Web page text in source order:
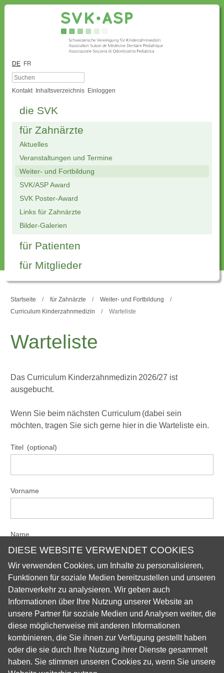
DIESE WEBSITE VERWENDET COOKIES
Wir verwenden Cookies, um Inhalte zu personalisieren,
Funktionen für soziale Medien bereitzustellen und unseren
Datenverkehr zu analysieren. Wir geben auch
Informationen über Ihre Nutzung unserer Website an
unsere Partner für soziale Medien und Analysen weiter, die
diese möglicherweise mit anderen Informationen
kombinieren, die Sie ihnen zur Verfügung gestellt haben
oder die sie durch Ihre Nutzung ihrer Dienste gesammelt
haben. Sie stimmen unseren Cookies zu, wenn Sie unsere
DE FR
Kontakt Inhaltsverzeichnis Einloggen
die SVK
für Zahnärzte
Aktuelles
Veranstaltungen und Termine
Weiter- und Fortbildung
SVK/ASP Award
SVK Poster-Award
Links für Zahnärzte
Bilder-Galerien
für Patienten
für Mitglieder
Startseite für Zahnärzte
Weiter- und Fortbildung
Curriculum Kinderzahnmedizin
Warteliste
Warteliste
Das Curriculum Kinderzahnmedizin 2026/27 ist
ausgebucht.
Wenn Sie beim nächsten Curriculum (dabei sein
möchten, tragen Sie sich gerne hier in die Warteliste ein.
Titel
Vorname
Name
E-Mail-Adresse
Telefonnummer
No
country
selected
Überprüfen
Wie spät ist es?